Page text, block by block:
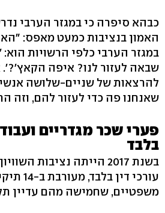
כבהא סיפרה כי במגזר הערבי
האמון בנציבות כמעט מאפס:
במגזר הערבי כלפי הרשויות
שבאה לעזור לנו? איפה הקאץ'?'.
להרצאות של שניים-שלושה
שאנחנו פה כדי לעזור להם, וזה
פערי שכר מגדריים
בלבד
עורכי דין
משפטיים, שחמישה מהם עדיין